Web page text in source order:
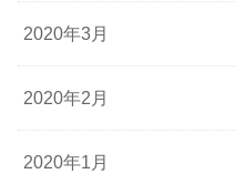
2020年3月
2020年2月
2020年1月